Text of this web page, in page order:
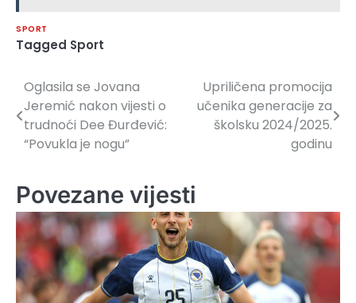
SPORT
Tagged Sport
Navigacija
članaka
Oglasila se Jovana
Jeremić nakon vijesti o
trudnoći Dee Đurđević:
“Povukla je nogu”
Upriličena promocija
učenika generacije za
školsku 2024/2025.
godinu
Povezane vijesti